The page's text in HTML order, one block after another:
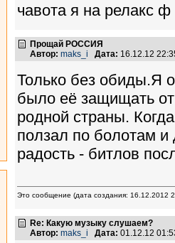
чавота я на релакс
Прощай РОССИЯ
Автор: maks_i Дата: 16.12.12
Только без обиды.Я
было её защищать
родной страны.
ползал по болотам
радость - битлов
Это сообщение (дата создания:
Re: Какую музыку слушаем?
Автор: maks_i Дата: 01.12.12